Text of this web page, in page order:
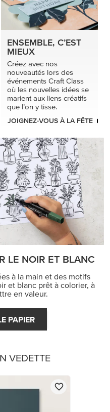
ENSEMBLE, C’EST
MIEUX
Créez avec nos
nouveautés lors des
événements Craft Class
où les nouvelles idées se
marient aux liens créatifs
que l’on y tisse.
JOIGNEZ-VOUS À LA FÊTE
LE NOIR ET BLANC
à la main et des motifs
et blanc prêt à colorier, à
en valeur.
PAPIER
VEDETTE